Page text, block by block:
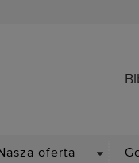
oferta